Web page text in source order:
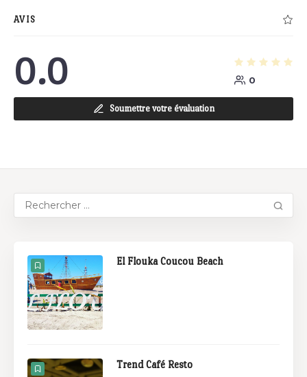
AVIS
0.0 0
Soumettre votre évaluation
El Flouka Coucou Beach
Trend Café Resto